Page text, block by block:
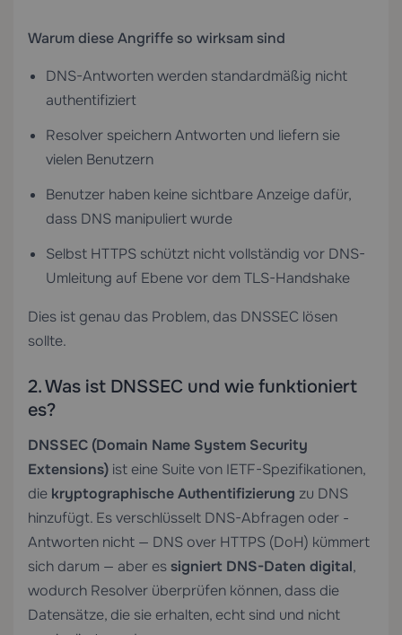
Warum diese Angriffe so wirksam sind
DNS-Antworten werden standardmäßig nicht
authentifiziert
Resolver speichern Antworten und liefern sie
vielen Benutzern
Benutzer haben keine sichtbare Anzeige dafür,
dass DNS manipuliert wurde
Selbst HTTPS schützt nicht vollständig vor DNS-
Umleitung auf Ebene vor dem TLS-Handshake
Dies ist genau das Problem, das DNSSEC lösen
sollte.
2. Was ist DNSSEC und wie funktioniert
es?
DNSSEC (Domain Name System Security
Extensions) ist eine Suite von IETF-Spezifikationen,
die kryptographische Authentifizierung zu DNS
hinzufügt. Es verschlüsselt DNS-Abfragen oder -
Antworten nicht — DNS over HTTPS (DoH) kümmert
sich darum — aber es signiert DNS-Daten digital,
wodurch Resolver überprüfen können, dass die
Datensätze, die sie erhalten, echt sind und nicht